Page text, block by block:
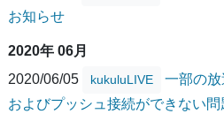
お知らせ
2020年 06月
2020/06/05
kukuluLIVE
一部の
およびプッシュ接続ができない問